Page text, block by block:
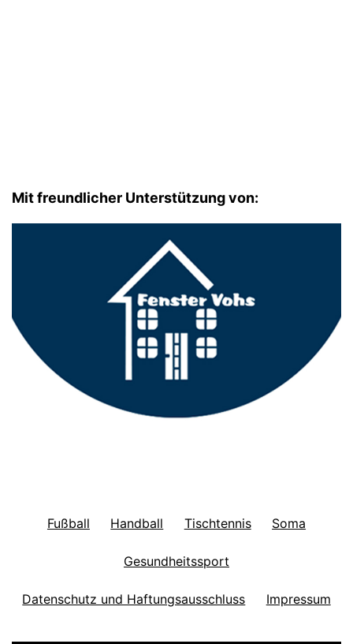
Mit freundlicher Unterstützung von:
Fußball Handball Tischtennis Soma
Gesundheitssport
Datenschutz und Haftungsausschluss Impressum